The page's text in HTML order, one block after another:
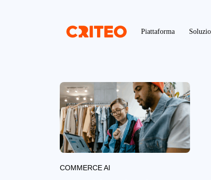
Piattaforma
COMMERCE AI